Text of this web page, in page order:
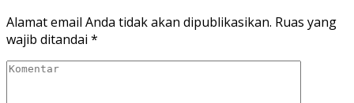
Alamat email Anda tidak akan dipublikasikan. Ruas yang
wajib ditandai *